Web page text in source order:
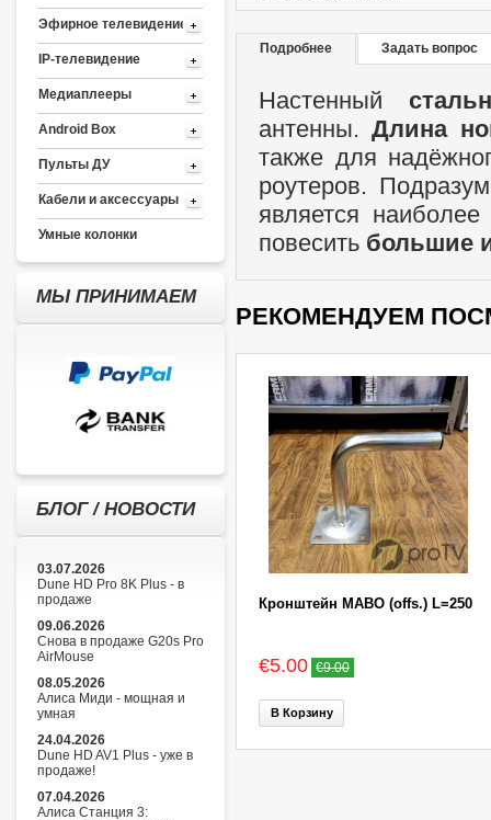
Эфирное телевидение
IP-телевидение
Медиаплееры
Android Box
Пульты ДУ
Кабели и аксессуары
Умные колонки
МЫ ПРИНИМАЕМ
БЛОГ / НОВОСТИ
03.07.2026
Dune HD Pro 8K Plus - в
продаже
09.06.2026
Снова в продаже G20s Pro
AirMouse
08.05.2026
Алиса Миди - мощная и
умная
24.04.2026
Dune HD AV1 Plus - уже в
продаже!
07.04.2026
Алиса Станция 3:
Подробнее Задать вопрос
Настенный
антенны. Длина
также для
роутеров.
является
повесить большие
РЕКОМЕНДУЕМ
Кронштейн MABO (offs.) L=250
€5.00 €9.00
В Корзину